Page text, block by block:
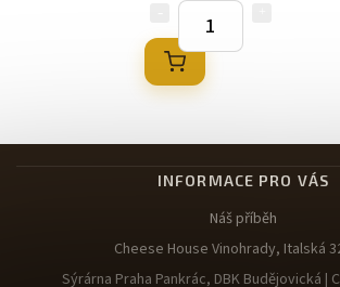
INFORMACE PRO VÁS
Náš příběh
Cheese House Vinohrady, Italská
Sýrárna Praha Pankrác, DBK Budějovická |